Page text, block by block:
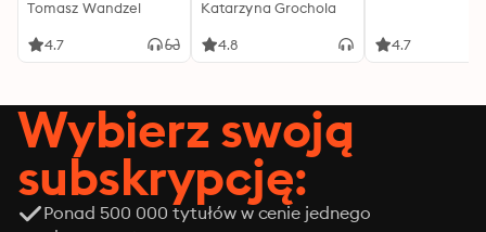
Tomasz Wandzel
4.7
Katarzyna Grochola
4.8 4.7
Wybierz swoją
subskrypcję:
Ponad 500 000 tytułów w cenie jednego